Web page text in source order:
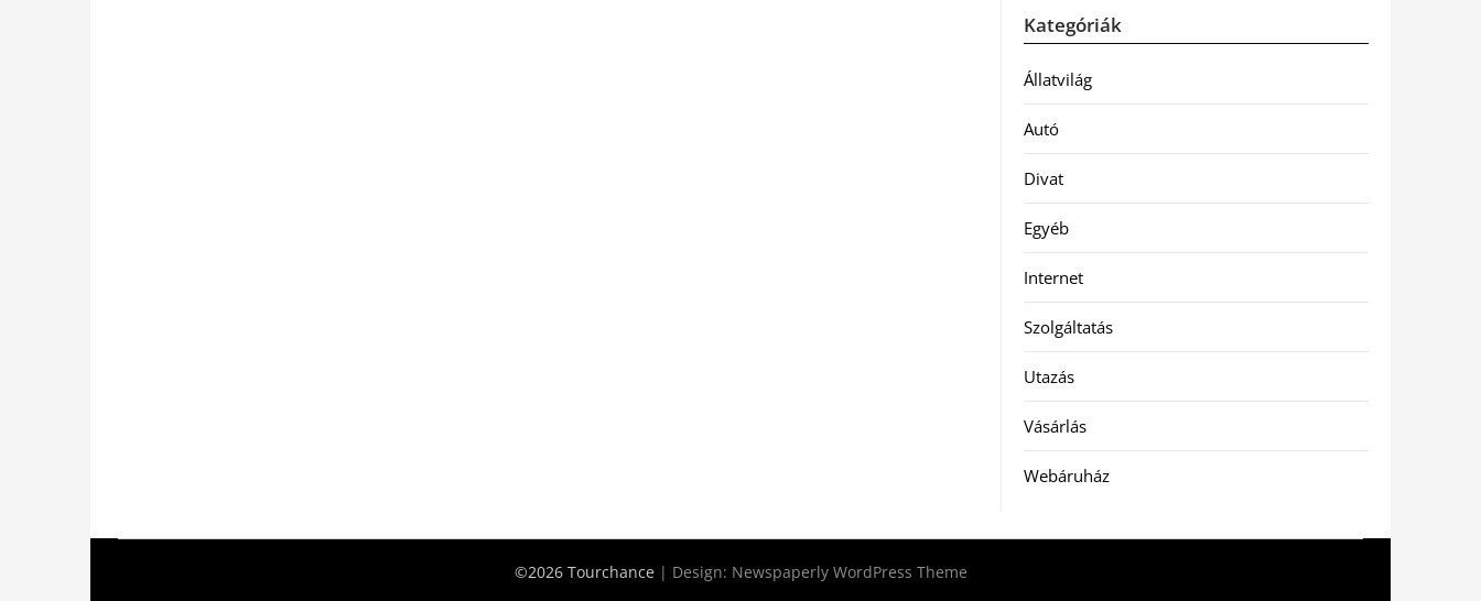
Kategóriák
Állatvilág
Autó
Divat
Egyéb
Internet
Szolgáltatás
Utazás
Vásárlás
Webáruház
©2026 Tourchance | Design: Newspaperly WordPress Theme